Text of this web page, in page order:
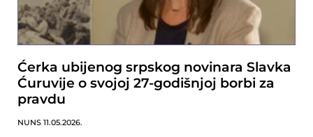
Ćerka ubijenog srpskog novinara Slavka
Ćuruvije o svojoj 27-godišnjoj borbi za
pravdu
NUNS 11.05.2026.